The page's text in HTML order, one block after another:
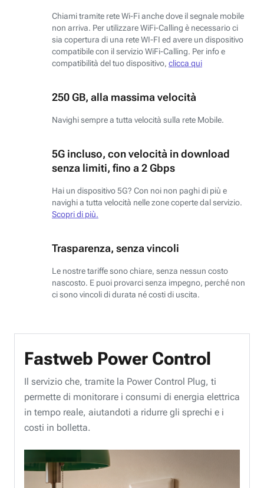
Chiami tramite rete Wi-Fi anche dove il segnale mobile
non arriva. Per utilizzare WiFi-Calling è necessario ci
sia copertura di una rete WI-FI ed avere un dispositivo
compatibile con il servizio WiFi-Calling. Per info e
compatibilità del tuo dispositivo, clicca qui
250 GB, alla massima velocità
Navighi sempre a tutta velocità sulla rete Mobile.
5G incluso, con velocità in download
senza limiti, fino a 2 Gbps
Hai un dispositivo 5G? Con noi non paghi di più e
navighi a tutta velocità nelle zone coperte dal servizio.
Scopri di più.
Trasparenza, senza vincoli
Le nostre tariffe sono chiare, senza nessun costo
nascosto. E puoi provarci senza impegno, perché non
ci sono vincoli di durata né costi di uscita.
Fastweb Power Control
Il servizio che, tramite la Power Control Plug, ti
permette di monitorare i consumi di energia elettrica
in tempo reale, aiutandoti a ridurre gli sprechi e i
costi in bolletta.